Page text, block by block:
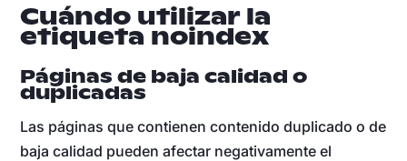
Cuándo utilizar la
etiqueta noindex
Páginas de baja calidad o
duplicadas
Las páginas que contienen contenido duplicado o de
baja calidad pueden afectar negativamente el